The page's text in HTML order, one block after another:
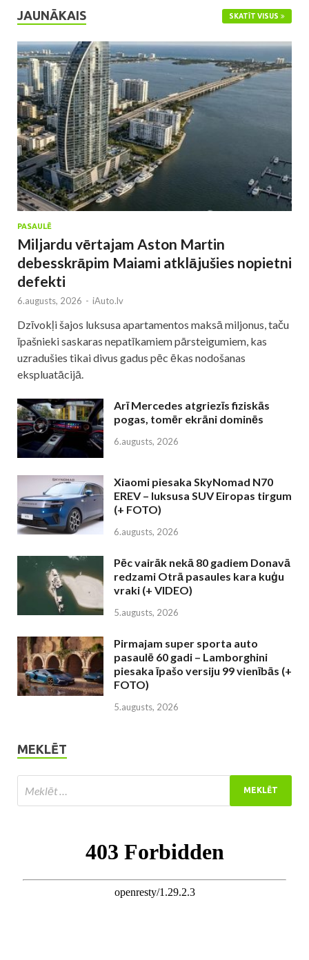
JAUNĀKAIS SKATĪT VISUS
PASAULĒ
Miljardu vērtajam Aston Martin
debesskrāpim Maiami atklājušies nopietni
defekti
6.augusts, 2026 - iAuto.lv
Dzīvokļi šajos luksusa apartamentos maksā miljonus, taču
īpašnieki saskaras nepatīkamiem pārsteigumiem, kas
uzradušies tikai divus gadus pēc ēkas nodošanas
ekspluatācijā.
Arī Mercedes atgriezīs fiziskās
pogas, tomēr ekrāni dominēs
6.augusts, 2026
Xiaomi piesaka SkyNomad N70
EREV – luksusa SUV Eiropas tirgum
(+ FOTO)
6.augusts, 2026
Pēc vairāk nekā 80 gadiem Donavā
redzami Otrā pasaules kara kuģu
vraki (+ VIDEO)
5.augusts, 2026
Pirmajam super sporta auto
pasaulē 60 gadi – Lamborghini
piesaka īpašo versiju 99 vienībās (+
FOTO)
5.augusts, 2026
MEKLĒT